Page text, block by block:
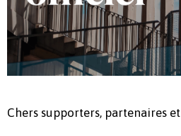
Chers supporters, partenaires